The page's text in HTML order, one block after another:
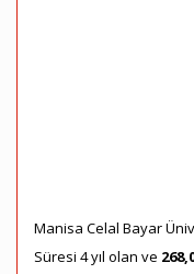
Manisa Celal Bayar
Süresi 4 yıl olan ve